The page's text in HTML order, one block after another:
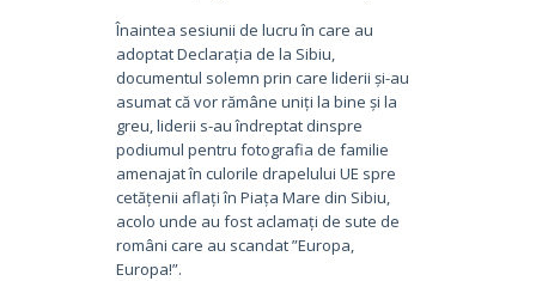
Înaintea sesiunii de lucru în care au
adoptat Declarația de la Sibiu,
documentul solemn prin care liderii și-au
asumat că vor rămâne uniți la bine și la
greu, liderii s-au îndreptat dinspre
podiumul pentru fotografia de familie
amenajat în culorile drapelului UE spre
cetățenii aflați în Piața Mare din Sibiu,
acolo unde au fost aclamați de sute de
români care au scandat ”Europa,
Europa!”.